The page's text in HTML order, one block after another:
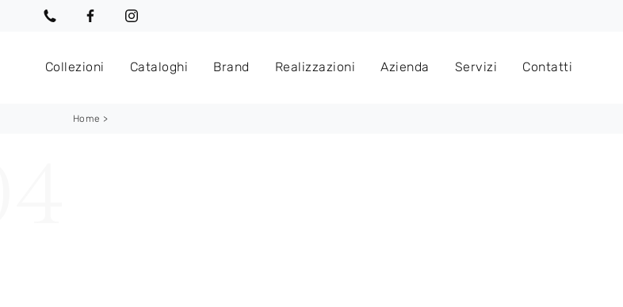
Collezioni Cataloghi Brand Realizzazioni Azienda Servizi Contatti
Home >